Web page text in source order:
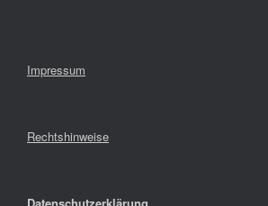
Impressum
Rechtshinweise